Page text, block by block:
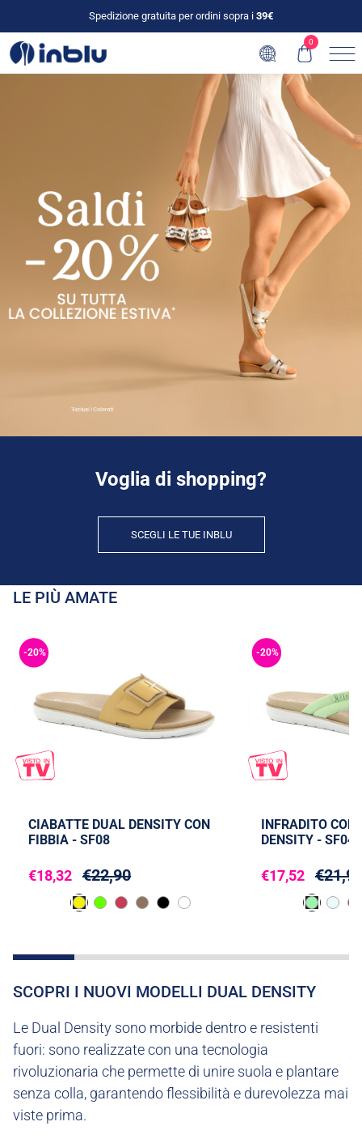
Spedizione gratuita per ordini sopra i 39€
0
Voglia di shopping?
SCEGLI LE TUE INBLU
LE PIÙ AMATE
-20%
CIABATTE DUAL DENSITY CON
FIBBIA - SF08
€18,32 €22,90
-20%
INFRADITO
DENSITY - SF04
€17,52
SCOPRI I NUOVI MODELLI DUAL DENSITY
Le Dual Density sono morbide dentro e resistenti
fuori: sono realizzate con una tecnologia
rivoluzionaria che permette di unire suola e plantare
senza colla, garantendo flessibilità e durevolezza mai
viste prima.